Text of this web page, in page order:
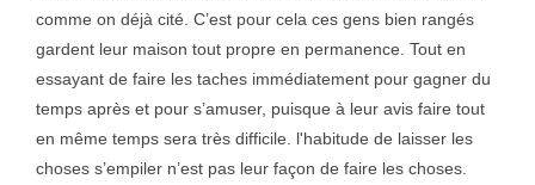
comme on déjà cité. C’est pour cela ces gens bien rangés
gardent leur maison tout propre en permanence. Tout en
essayant de faire les taches immédiatement pour gagner du
temps après et pour s’amuser, puisque à leur avis faire tout
en même temps sera très difficile. l'habitude de laisser les
choses s’empiler n’est pas leur façon de faire les choses.